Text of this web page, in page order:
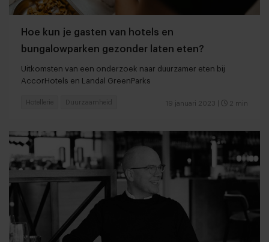
Hoe kun je gasten van hotels en
bungalowparken gezonder laten eten?
Uitkomsten van een onderzoek naar duurzamer eten bij
AccorHotels en Landal GreenParks
19 januari 2023 2 min
Hotellerie Duurzaamheid